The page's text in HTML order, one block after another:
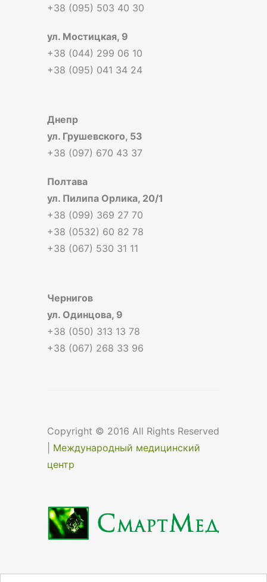
+38 (095) 503 40 30
ул. Мостицкая, 9
+38 (044) 299 06 10
+38 (095) 041 34 24
Днепр
ул. Грушевского, 53
+38 (097) 670 43 37
Полтава
ул. Пилипа Орлика, 20/1
+38 (099) 369 27 70
+38 (0532) 60 82 78
+38 (067) 530 31 11
Чернигов
ул. Одинцова, 9
+38 (050) 313 13 78
+38 (067) 268 33 96
Copyright © 2016 All Rights Reserved
Международный медицинский
центр